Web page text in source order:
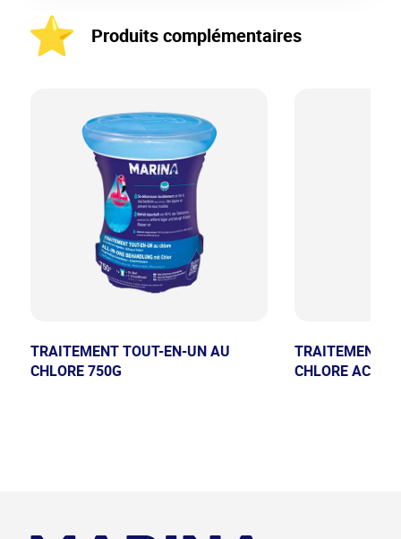
Produits complémentaires
TRAITEMENT TOUT-EN-UN AU
CHLORE 750G
TRAITEMENT
CHLORE ACTIF